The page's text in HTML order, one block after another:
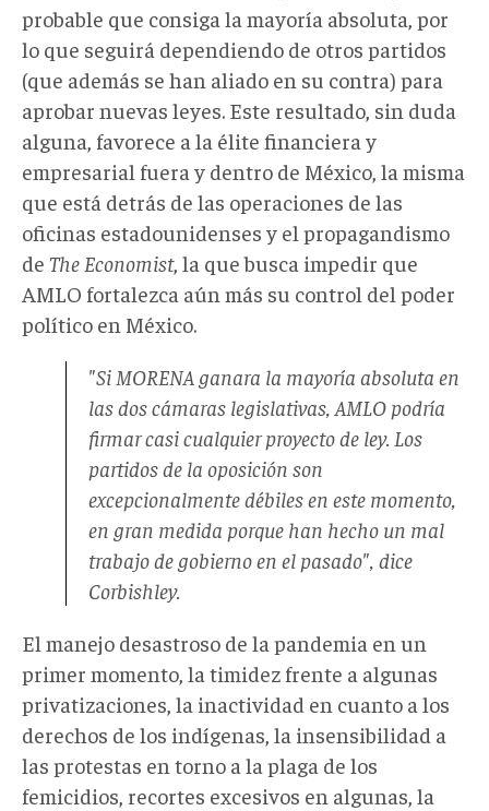
probable que consiga la mayoría absoluta, por
lo que seguirá dependiendo de otros partidos
(que además se han aliado en su contra) para
aprobar nuevas leyes. Este resultado, sin duda
alguna, favorece a la élite financiera y
empresarial fuera y dentro de México, la misma
que está detrás de las operaciones de las
oficinas estadounidenses y el propagandismo
de The Economist, la que busca impedir que
AMLO fortalezca aún más su control del poder
político en México.
"Si MORENA ganara la mayoría absoluta en
las dos cámaras legislativas, AMLO podría
firmar casi cualquier proyecto de ley. Los
partidos de la oposición son
excepcionalmente débiles en este momento,
en gran medida porque han hecho un mal
trabajo de gobierno en el pasado", dice
Corbishley.
El manejo desastroso de la pandemia en un
primer momento, la timidez frente a algunas
privatizaciones, la inactividad en cuanto a los
derechos de los indígenas, la insensibilidad a
las protestas en torno a la plaga de los
femicidios, recortes excesivos en algunas, la